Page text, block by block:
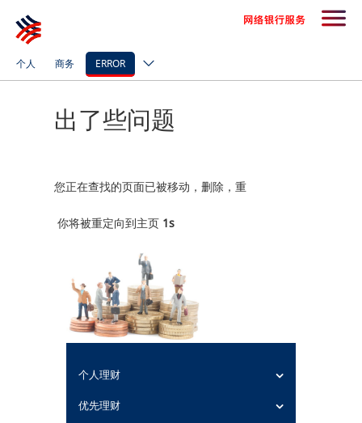
个人 商务 ERROR
出了些问题
您正在查找的页面已被移动，删除，重
你将被重定向到主页 1s
个人理财
优先理财